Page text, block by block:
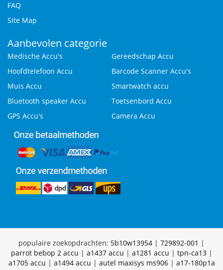
FAQ
Site Map
Aanbevolen categorie
Medische Accu's
Gereedschap Accu
Hoofdtelefoon Accu
Barcode Scanner Accu's
Muis Accu
Smartwatch accu
Bluetooth speaker Accu
Toetsenbord Accu
GPS Accu's
Camera Accu
populaire zoekopdrachten: 5b10w13954 | 729892-001 |
parrot bebop 2 accu | a1437 accu | a1281 accu | tpn-ca13|
a1705 accu | a1494 accu | autel maxisys ms906| a17-180p1a